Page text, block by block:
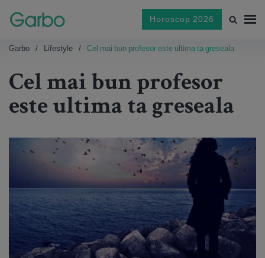
Horoscop 2026
Garbo Lifestyle Cel mai bun profesor este ultima ta greseala
Cel mai bun profesor
este ultima ta greseala